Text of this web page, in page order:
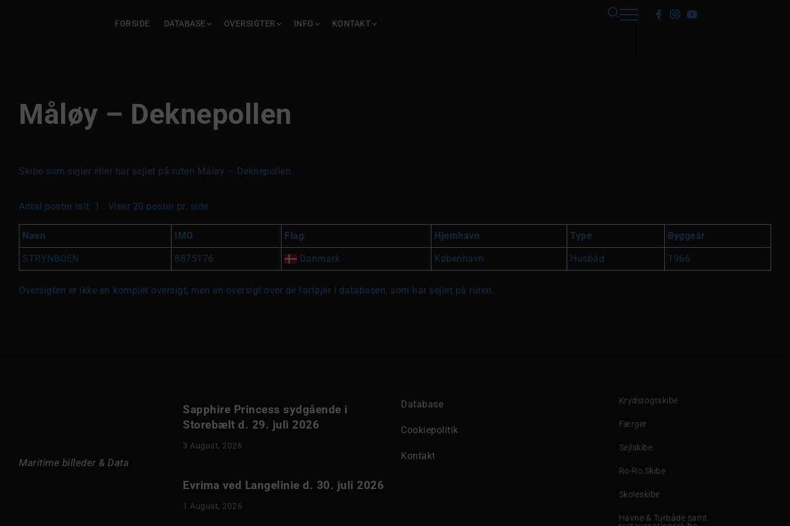
FORSIDE DATABASE OVERSIGTER INFO KONTAKT
Måløy – Deknepollen
Skibe som sejler eller har sejlet på ruten Måløy – Deknepollen.
Antal poster ialt: 1 . Viser 20 poster pr. side
Navn IMO Flag Hjemhavn Type Byggeår
STRYNBOEN 8875176 Danmark København Husbåd 1966
Oversigten er ikke en komplet oversigt, men en oversigt over de fartøjer i databasen, som har sejlet på ruten.
Maritime billeder & Data
Sapphire Princess sydgående i
Storebælt d. 29. juli 2026
3 August, 2026
Evrima ved Langelinie d. 30. juli 2026
1 August, 2026
Database
Cookiepolitik
Kontakt
Krydstogtskibe
Færger
Sejlskibe
Ro-Ro Skibe
Skoleskibe
Havne & Turbåde samt